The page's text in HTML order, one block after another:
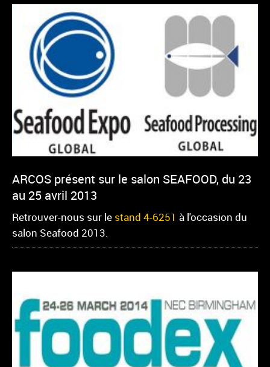
ARCOS présent sur le salon SEAFOOD, du 23
au 25 avril 2013
Retrouver-nous sur le stand 4-6251 à l'occasion du
salon Seafood 2013.